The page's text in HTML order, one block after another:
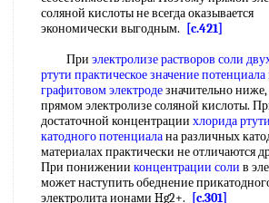
соляной кислоты не всегда оказывается
экономически выгодным.
[c.421]
При электролизе растворов соли
ртути практическое значениепотенциала
графитовом электродезначительно
прямом электролизе соляной кислоты.
достаточной концентрации хлорида ртути
катодного потенциалана различных
материалах практически не отличаются
При понижении концентрации соли в
может наступить обеднение
электролита ионами Hg2+.
[c.301]